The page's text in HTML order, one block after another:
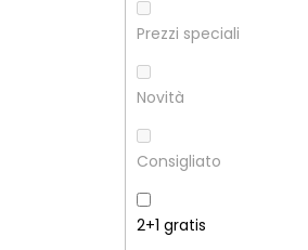
Prezzi speciali
Novità
Consigliato
2+1 gratis